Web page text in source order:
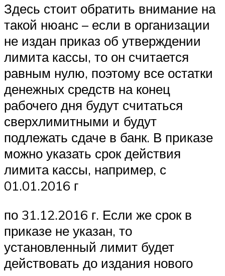
Здесь стоит обратить внимание на
такой нюанс – если в организации
не издан приказ об утверждении
лимита кассы, то он считается
равным нулю, поэтому все остатки
денежных средств на конец
рабочего дня будут считаться
сверхлимитными и будут
подлежать сдаче в банк. В приказе
можно указать срок действия
лимита кассы, например, с
01.01.2016 г
по 31.12.2016 г. Если же срок в
приказе не указан, то
установленный лимит будет
действовать до издания нового